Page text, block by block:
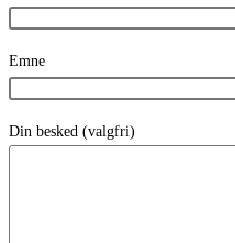
Emne
Din besked (valgfri)